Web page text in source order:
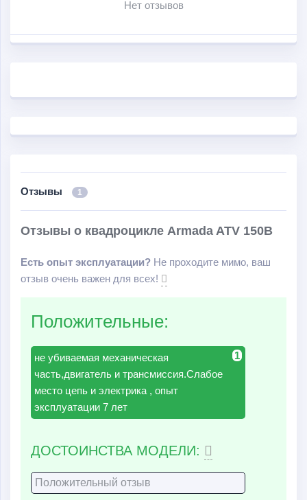
Нет отзывов
Отзывы 1
Отзывы о квадроцикле Armada ATV 150B
Есть опыт эксплуатации? Не проходите мимо, ваш
отзыв очень важен для всех!
Положительные:
1
не убиваемая механическая
часть,двигатель и трансмиссия.Слабое
место цепь и электрика , опыт
эксплуатации 7 лет
ДОСТОИНСТВА МОДЕЛИ: